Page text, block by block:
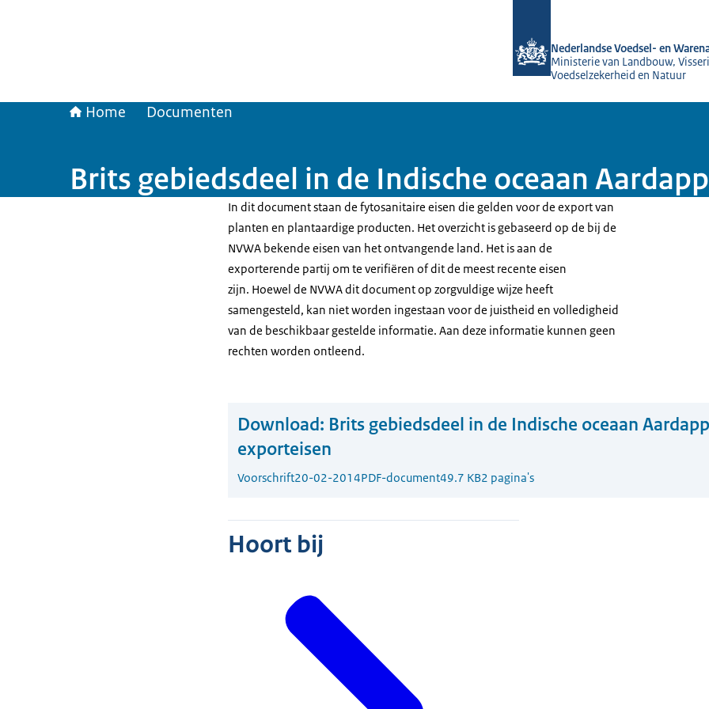
Nederlandse Voedsel- en
Ministerie van Landbouw,
Voedselzekerheid en Natuur
Home Documenten
Brits gebiedsdeel in de Indische oceaan
In dit document staan de fytosanitaire eisen die gelden voor de export van
planten en plantaardige producten. Het overzicht is gebaseerd op de bij de
NVWA bekende eisen van het ontvangende land. Het is aan de
exporterende partij om te verifiëren of dit de meest recente eisen
zijn. Hoewel de NVWA dit document op zorgvuldige wijze heeft
samengesteld, kan niet worden ingestaan voor de juistheid en volledigheid
van de beschikbaar gestelde informatie. Aan deze informatie kunnen geen
rechten worden ontleend.
Download: Brits gebiedsdeel in de Indische oceaan
exporteisen
Voorschrift20-02-2014PDF-document49.7 KB2 pagina's
Hoort bij